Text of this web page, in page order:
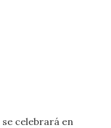
se celebrará en